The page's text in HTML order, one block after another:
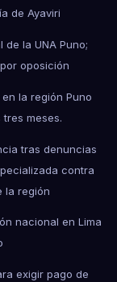
de Ayaviri
de la UNA Puno;
oposición
la región Puno
meses.
tras denuncias
contra
la región
nacional en Lima
exigir pago de